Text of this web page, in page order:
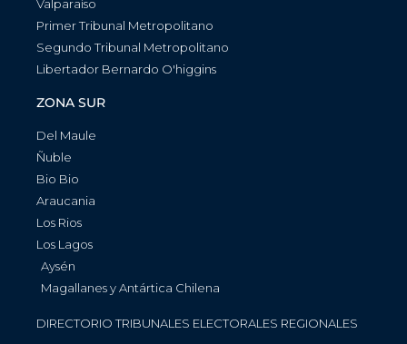
Valparaíso
Primer Tribunal Metropolitano
Segundo Tribunal Metropolitano
Libertador Bernardo O'higgins
ZONA SUR
Del Maule
Ñuble
Bio Bio
Araucania
Los Rios
Los Lagos
Aysén
Magallanes y Antártica Chilena
DIRECTORIO TRIBUNALES ELECTORALES REGIONALES